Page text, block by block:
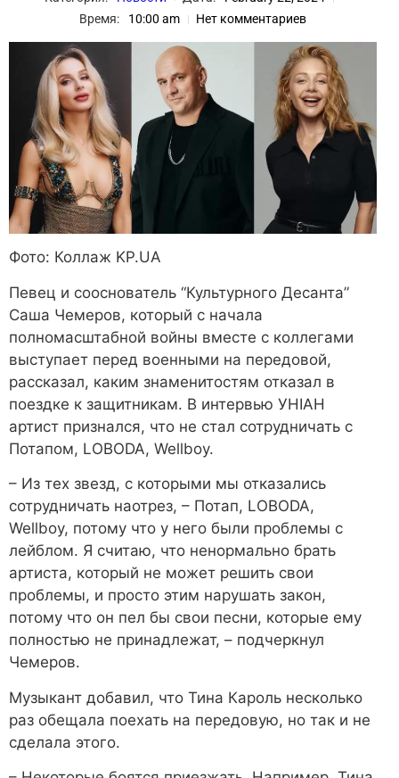
Время:
10:00 am Нет комментариев
Фото: Коллаж KP.UA
Певец и сооснователь “Культурного Десанта”
Саша Чемеров, который с начала
полномасштабной войны вместе с коллегами
выступает перед военными на передовой,
рассказал, каким знаменитостям отказал в
поездке к защитникам. В интервью УНІАН
артист признался, что не стал сотрудничать с
Потапом, LOBODA, Wellboy.
– Из тех звезд, с которыми мы отказались
сотрудничать наотрез, – Потап, LOBODA,
Wellboy, потому что у него были проблемы с
лейблом. Я считаю, что ненормально брать
артиста, который не может решить свои
проблемы, и просто этим нарушать закон,
потому что он пел бы свои песни, которые ему
полностью не принадлежат, – подчеркнул
Чемеров.
Музыкант добавил, что Тина Кароль несколько
раз обещала поехать на передовую, но так и не
сделала этого.